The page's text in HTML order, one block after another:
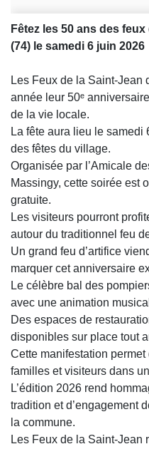
Fêtez les 50 ans des
(74) le samedi 6 juin 2026
Les Feux de la Saint-Jean
année leur 50ᵉ
de la vie locale.
La fête aura lieu le
des fêtes du village.
Organisée par l’Amicale
Massingy, cette soirée est
gratuite.
Les visiteurs pourront
autour du traditionnel feu
Un grand feu d’artifice
marquer cet anniversaire
Le célèbre bal des
avec une animation
Des espaces de
disponibles sur place tout
Cette manifestation
familles et visiteurs dans
L’édition 2026 rend
tradition et d’engagement
la commune.
Les Feux de la Saint-Jean